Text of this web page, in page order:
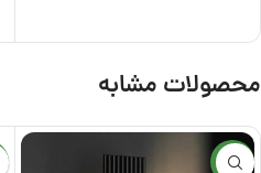
محصولات مشابه
جدید